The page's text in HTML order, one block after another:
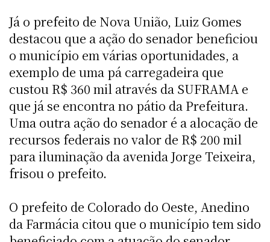
Já o prefeito de Nova União, Luiz Gomes
destacou que a ação do senador beneficiou
o município em várias oportunidades, a
exemplo de uma pá carregadeira que
custou R$ 360 mil através da SUFRAMA e
que já se encontra no pátio da Prefeitura.
Uma outra ação do senador é a alocação de
recursos federais no valor de R$ 200 mil
para iluminação da avenida Jorge Teixeira,
frisou o prefeito.
O prefeito de Colorado do Oeste, Anedino
da Farmácia citou que o município tem sido